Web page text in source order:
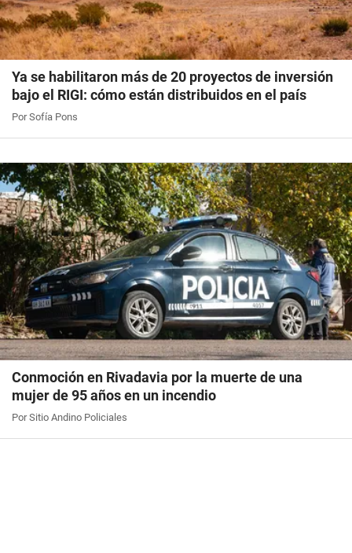
Ya se habilitaron más de 20 proyectos de inversión
bajo el RIGI: cómo están distribuidos en el país
Por Sofía Pons
Conmoción en Rivadavia por la muerte de una
mujer de 95 años en un incendio
Por Sitio Andino Policiales